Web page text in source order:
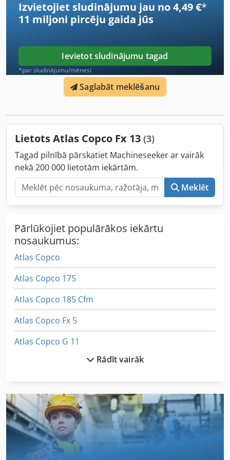
Izvietojiet sludinājumu jau no 4,49 €*
11 miljoni pircēju gaida jūs
Ievietot sludinājumu tagad
*par sludinājumu/mēnesī
Saglabāt meklēšanu
Lietots Atlas Copco Fx 13 (3)
Tagad pilnībā pārskatiet Machineseeker ar vairāk
nekā 200 000 lietotām iekārtām.
Meklēt
Pārlūkojiet populārākos iekārtu
nosaukumus:
Atlas Copco
Atlas Copco 175
Atlas Copco 185 Cfm
Atlas Copco Fx 5
Atlas Copco G 11
Atlas Copco Ga 11 C
Atlas Copco Ga 11 Ff
Atlas Copco Ga 118
Rādīt vairāk